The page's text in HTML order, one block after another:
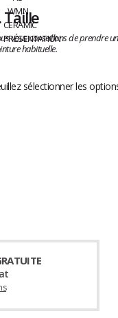
Taille
vous conseillons de prendre
habituelle.
sélectionner les